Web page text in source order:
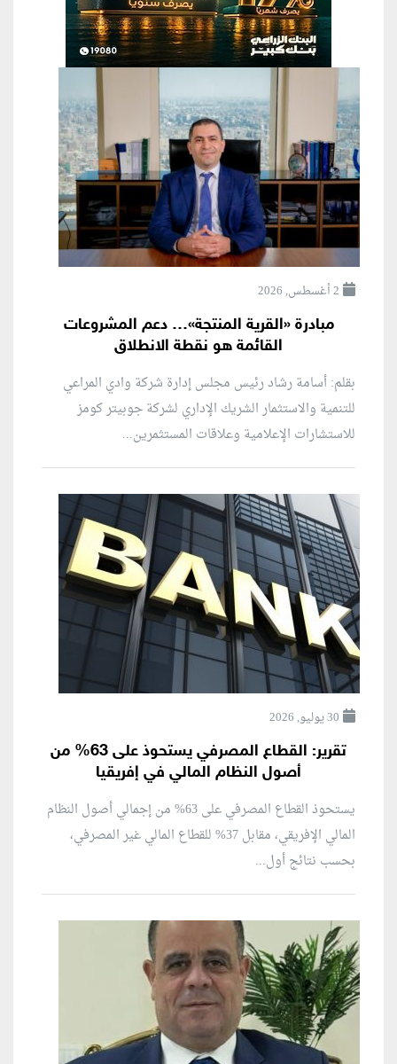
2 أغسطس, 2026
مبادرة «القرية المنتجة»… دعم المشروعات
القائمة هو نقطة الانطلاق
بقلم: أسامة رشاد رئيس مجلس إدارة شركة وادي المراعي
للتنمية والاستثمار الشريك الإداري لشركة جوبيتر كومز
للاستشارات الإعلامية وعلاقات المستثمرين...
30 يوليو, 2026
تقرير: القطاع المصرفي يستحوذ على 63% من
أصول النظام المالي في إفريقيا
يستحوذ القطاع المصرفي على 63% من إجمالي أصول النظام
المالي الإفريقي، مقابل 37% للقطاع المالي غير المصرفي،
بحسب نتائج أول...